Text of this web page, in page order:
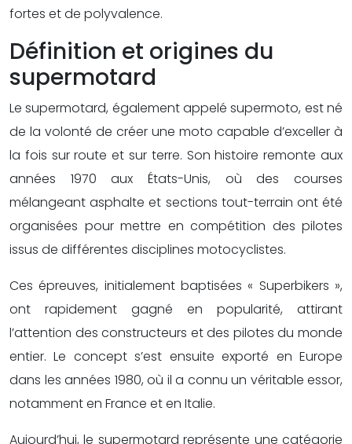
fortes et de polyvalence.
Définition et origines du
supermotard
Le supermotard, également appelé supermoto, est né
de la volonté de créer une moto capable d’exceller à
la fois sur route et sur terre. Son histoire remonte aux
années 1970 aux États-Unis, où des courses
mélangeant asphalte et sections tout-terrain ont été
organisées pour mettre en compétition des pilotes
issus de différentes disciplines motocyclistes.
Ces épreuves, initialement baptisées « Superbikers »,
ont rapidement gagné en popularité, attirant
l’attention des constructeurs et des pilotes du monde
entier. Le concept s’est ensuite exporté en Europe
dans les années 1980, où il a connu un véritable essor,
notamment en France et en Italie.
Aujourd’hui, le supermotard représente une catégorie